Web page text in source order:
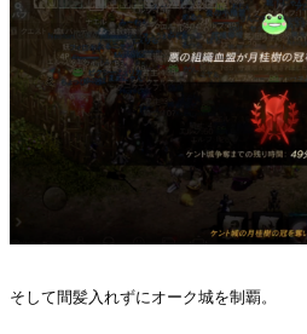
そして間髪入れずにオーク城を制覇。